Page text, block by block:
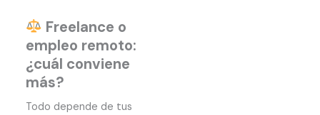
Freelance o
empleo remoto:
¿cuál conviene
más?
Todo depende de tus